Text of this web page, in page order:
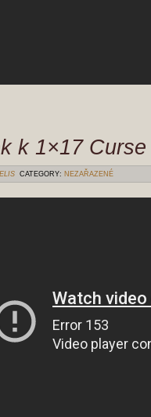
k 1×17
ELIS CATEGORY: NEZAŘAZENÉ